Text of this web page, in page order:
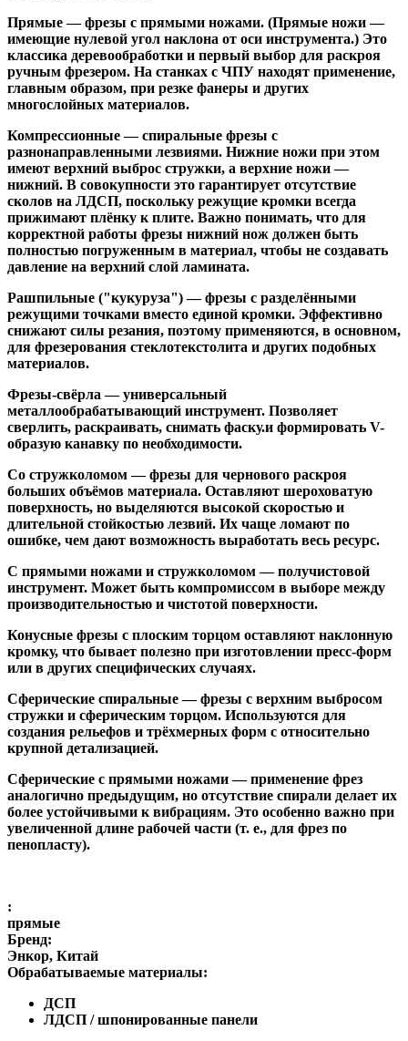
Прямые— фрезы с прямыми ножами. (Прямые ножи —
имеющие нулевой угол наклона от оси инструмента.) Это
классика деревообработки и первый выбор для раскроя
ручным фрезером. На станках с ЧПУ находят применение,
главным образом, при резке фанеры и других
многослойных материалов.
Компрессионные— спиральные фрезы с
разнонаправленными лезвиями. Нижние ножи при этом
имеют верхний выброс стружки, а верхние ножи —
нижний. В совокупности это гарантирует отсутствие
сколов на ЛДСП, поскольку режущие кромки всегда
прижимают плёнку к плите. Важно понимать, что для
корректной работы фрезы нижний нож должен быть
полностью погруженным в материал, чтобы не создавать
давление на верхний слой ламината.
Рашпильные ("кукуруза")— фрезы с разделёнными
режущими точками вместо единой кромки. Эффективно
снижают силы резания, поэтому применяются, в основном,
для фрезерования стеклотекстолита и других подобных
материалов.
Фрезы-свёрла — универсальный
металлообрабатывающий инструмент. Позволяет
сверлить, раскраивать, снимать фаску.и формировать V-
образую канавку по необходимости.
Со стружколомом— фрезы для чернового раскроя
больших объёмов материала. Оставляют шероховатую
поверхность, но выделяются высокой скоростью и
длительной стойкостью лезвий. Их чаще ломают по
ошибке, чем дают возможность выработать весь ресурс.
С прямыми ножами и стружколомом— получистовой
инструмент. Может быть компромиссом в выборе между
производительностью и чистотой поверхности.
Конусные фрезы с плоским торцом оставляют наклонную
кромку, что бывает полезно при изготовлении пресс-форм
или в других специфических случаях.
Сферические спиральные— фрезы с верхним выбросом
стружки и сферическим торцом. Используются для
создания рельефов и трёхмерных форм с относительно
крупной детализацией.
Сферические с прямыми ножами— применение фрез
аналогично предыдущим, но отсутствие спирали делает их
более устойчивыми к вибрациям. Это особенно важно при
увеличенной длине рабочей части (т. е., для фрез по
пенопласту).
:
прямые
Бренд:
Энкор, Китай
Обрабатываемые материалы:
ДСП
ЛДСП / шпонированные панели